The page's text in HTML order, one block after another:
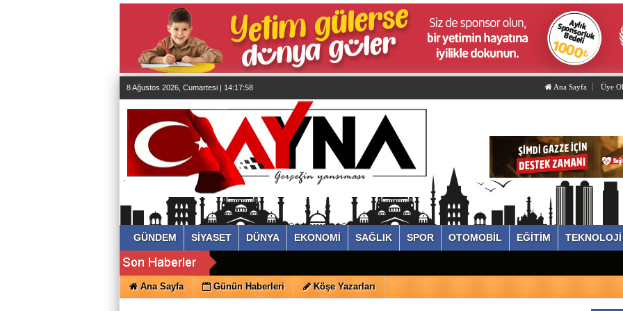
8 Ağustos 2026, Cumartesi | 14:17:59 Ana Sayfa Üye Ol
GÜNDEM SİYASET DÜNYA EKONOMİ SAĞLIK SPOR OTOMOBİL EĞİTİM TEKNOLOJİ
Ana Sayfa Günün Haberleri Köşe Yazarları